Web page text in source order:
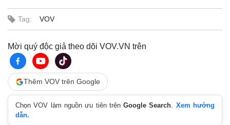
Tag: VOV
Mời quý độc giả theo dõi VOV.VN trên
Thêm VOV trên Google
Chọn VOV làm nguồn ưu tiên trênGoogle Search. Xem hướng
dẫn.